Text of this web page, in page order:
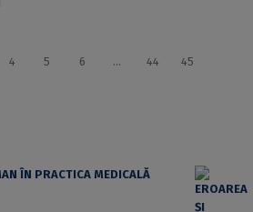
4 5 6 … 44 45
ÎN PRACTICA MEDICALĂ